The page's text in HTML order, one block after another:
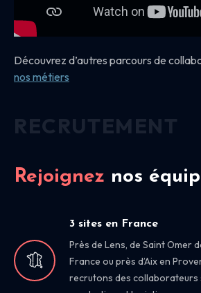
Découvrez d’autres parcours de
nos métiers
Rejoignez nos
3 sites en France
Près de Lens, de Saint Omer
France ou près d’Aix en
recrutons des collaborateurs
RECRUTEMENT